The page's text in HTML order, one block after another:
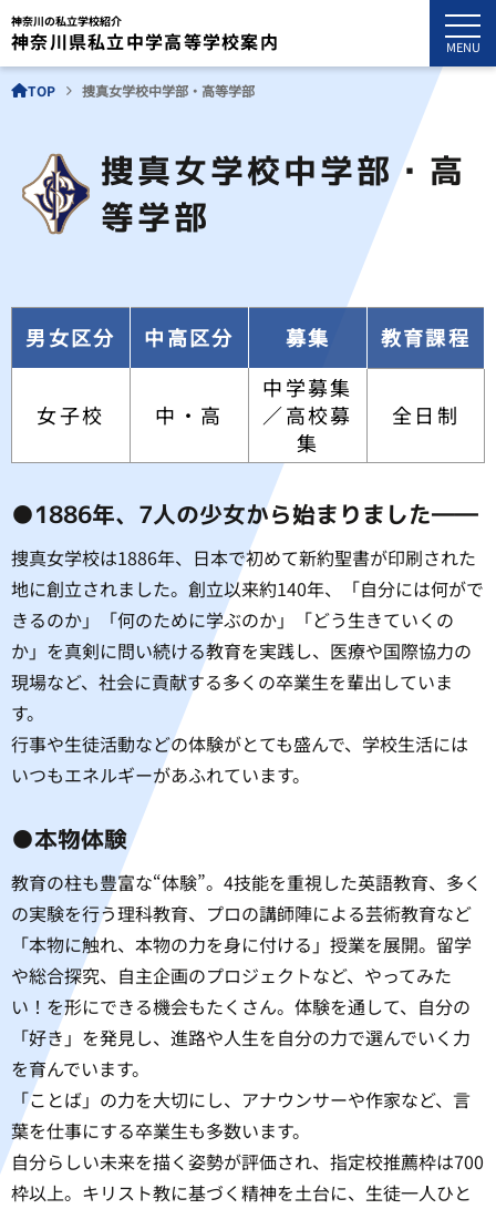
神奈川の私立学校紹介
神奈川県私立中学高等学校案内 MENU
TOP 捜真女学校中学部・高等学部
捜真女学校中学部・高
等学部
男女区分 中高区分 募集 教育課程
女子校 中・高
中学募集
／高校募
集
全日制
●1886年、7人の少女から始まりました――
捜真女学校は1886年、日本で初めて新約聖書が印刷された
地に創立されました。創立以来約140年、「自分には何がで
きるのか」「何のために学ぶのか」「どう生きていくの
か」を真剣に問い続ける教育を実践し、医療や国際協力の
現場など、社会に貢献する多くの卒業生を輩出していま
す。
行事や生徒活動などの体験がとても盛んで、学校生活には
いつもエネルギーがあふれています。
●本物体験
教育の柱も豊富な“体験”。4技能を重視した英語教育、多く
の実験を行う理科教育、プロの講師陣による芸術教育など
「本物に触れ、本物の力を身に付ける」授業を展開。留学
や総合探究、自主企画のプロジェクトなど、やってみた
い！を形にできる機会もたくさん。体験を通して、自分の
「好き」を発見し、進路や人生を自分の力で選んでいく力
を育んでいます。
「ことば」の力を大切にし、アナウンサーや作家など、言
葉を仕事にする卒業生も多数います。
自分らしい未来を描く姿勢が評価され、指定校推薦枠は700
枠以上。キリスト教に基づく精神を土台に、生徒一人ひと